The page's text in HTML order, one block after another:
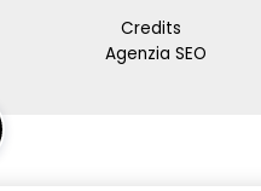
Credits
Agenzia SEO